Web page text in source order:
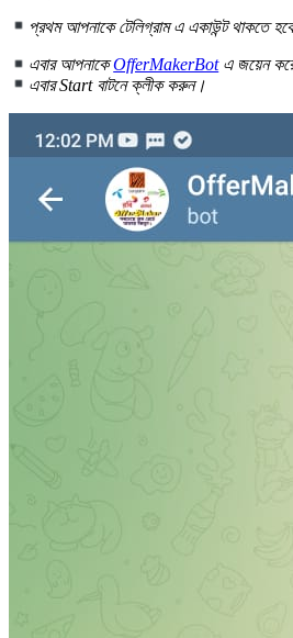
প্রথম আপনাকে টেলিগ্রাম এ একাউন্ট থাকতে
এবার আপনাকেOfferMakerBotএ জয়েন
এবার Start বাটনে ক্লীক করুন।